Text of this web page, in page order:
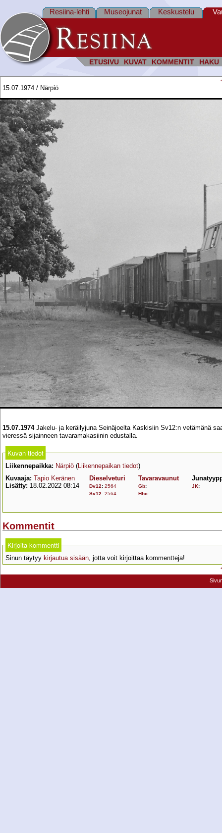
ETUSIVU KUVAT KOMMENTIT HAKU
Resiina-lehti Museojunat Keskustelu
15.07.1974 / Närpiö
15.07.1974Jakelu- ja keräilyjuna Seinäjoelta Kaskisiin Sv12:n vetämänä
vieressä sijainneen tavaramakasiinin edustalla.
Kuvan tiedot
Liikennepaikka: Närpiö ( Liikennepaikan tiedot)
Kuvaaja: Tapio Keränen
Lisätty: 18.02.2022 08:14
Dieselveturi
Dv12: 2564
Sv12: 2564
Tavaravaunut
Gb:
Hhc:
JK:
Kommentit
Kirjoita kommentti
Sinun täytyy kirjautua sisään, jotta voit kirjoittaa kommentteja!